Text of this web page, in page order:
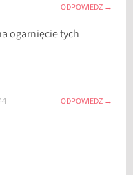
ODPOWIEDZ
ogarnięcie tych
ODPOWIEDZ